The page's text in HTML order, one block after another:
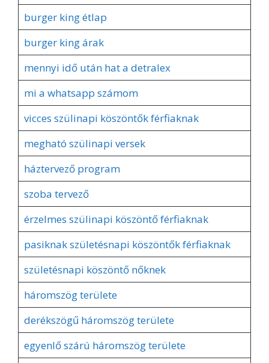
burger king étlap
burger king árak
mennyi idő után hat a detralex
mi a whatsapp számom
vicces szülinapi köszöntők férfiaknak
megható szülinapi versek
háztervező program
szoba tervező
érzelmes szülinapi köszöntő férfiaknak
pasiknak születésnapi köszöntők férfiaknak
születésnapi köszöntő nőknek
háromszög területe
derékszögű háromszög területe
egyenlő szárú háromszög területe